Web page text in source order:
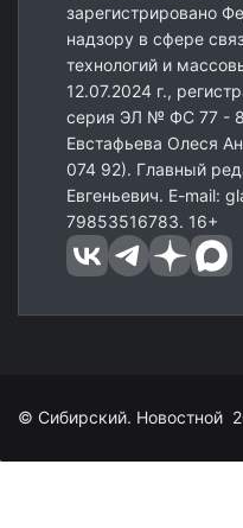
зарегистрировано
надзору в сфере
технологий и
12.07.2024 г.,
серия ЭЛ № ФС 77 -
Евстафьева Олеся
074 92). Главный
Евгеньевич. E-mail:
79853516783. 16+
© Сибирский. Новостной